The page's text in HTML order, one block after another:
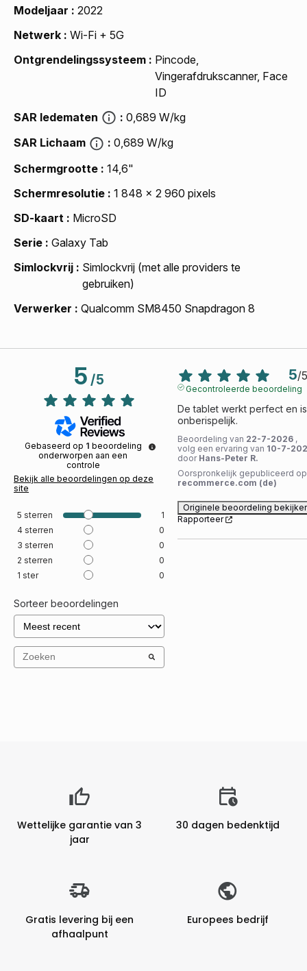
Modeljaar
2022
Netwerk
Wi-Fi + 5G
Ontgrendelingssysteem
Pincode,
Vingerafdrukscanner, Face
ID
SAR ledematen
0,689 W/kg
SAR Lichaam
0,689 W/kg
Schermgrootte
14,6"
Schermresolutie
1 848 x 2 960 pixels
SD-kaart
MicroSD
Serie
Galaxy Tab
Simlockvrij
Simlockvrij (met alle providers te
gebruiken)
Verwerker
Qualcomm SM8450 Snapdragon 8
5/5
Gebaseerd op 1 beoordeling
onderworpen aan een
controle
Bekijk alle beoordelingen op deze
site
5 sterren
1
4 sterren
0
3 sterren
0
2 sterren
0
1 ster 0
Sorteer beoordelingen
5/5
Gecontroleerde beoordeling
De tablet werkt perfect en is
onberispelijk.
Beoordeling van 22-7-2026 ,
volg een ervaring van 10-7-
door Hans-Peter R.
Oorspronkelijk gepubliceerd op
recommerce.com (de)
Originele beoordeling
Rapporteer
Wettelijke garantie van 3
jaar
30 dagen bedenktijd
Gratis levering bij een
afhaalpunt
Europees bedrijf